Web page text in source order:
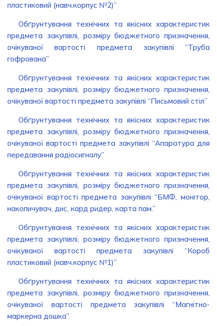
пластиковий (навч.корпус №2)”
Обґрунтування технічних та якісних характеристик
предмета закупівлі, розміру бюджетного призначення,
очікуваної вартості предмета закупівлі “Труба
гофрована”
Обґрунтування технічних та якісних характеристик
предмета закупівлі, розміру бюджетного призначення,
очікуваної вартості предмета закупівлі “Письмовий стіл”
Обґрунтування технічних та якісних характеристик
предмета закупівлі, розміру бюджетного призначення,
очікуваної вартості предмета закупівлі “Апаратура для
передавання радіосигналу”
Обґрунтування технічних та якісних характеристик
предмета закупівлі, розміру бюджетного призначення,
очікуваної вартості предмета закупівлі “БМФ, монітор,
накопичувач, дис, кард ридер, карта пам.”
Обґрунтування технічних та якісних характеристик
предмета закупівлі, розміру бюджетного призначення,
очікуваної вартості предмета закупівлі “Короб
пластиковий (навч.корпус №1)”
Обґрунтування технічних та якісних характеристик
предмета закупівлі, розміру бюджетного призначення,
очікуваної вартості предмета закупівлі “Магнітно-
маркерна дошка”